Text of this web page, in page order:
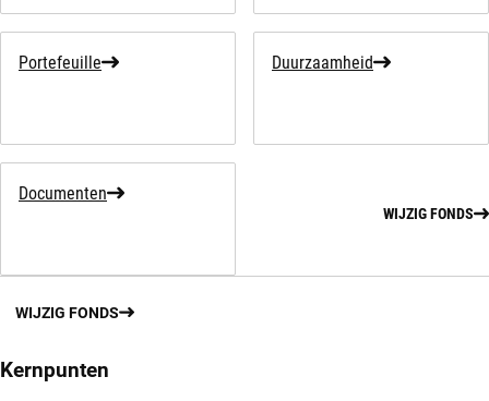
Portefeuille Duurzaamheid
Documenten
WIJZIG FONDS
WIJZIG FONDS
Kernpunten